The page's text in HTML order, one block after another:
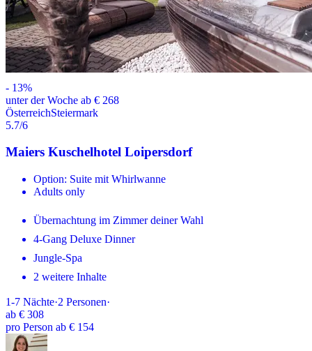
- 13%
unter der Woche ab € 268
ÖsterreichSteiermark
5.7/6
Maiers Kuschelhotel Loipersdorf
Option: Suite mit Whirlwanne
Adults only
Übernachtung im Zimmer deiner Wahl
4-Gang Deluxe Dinner
Jungle-Spa
2 weitere Inhalte
1-7 Nächte·2 Personen·
ab € 308
pro Person ab € 154